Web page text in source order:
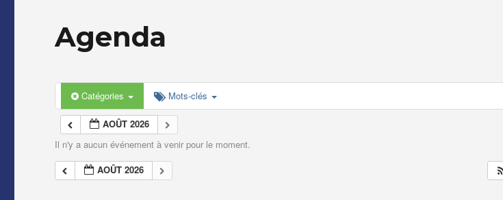
Agenda
Catégories Mots-clés
AOÛT 2026
Il n'y a aucun événement à venir pour le moment.
AOÛT 2026